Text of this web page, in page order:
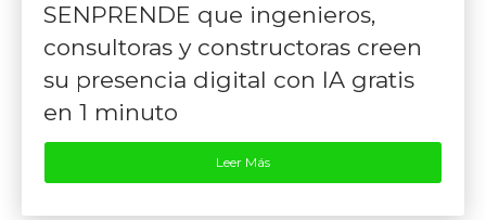
SENPRENDE que ingenieros,
consultoras y constructoras creen
su presencia digital con IA gratis
en 1 minuto
Leer Más